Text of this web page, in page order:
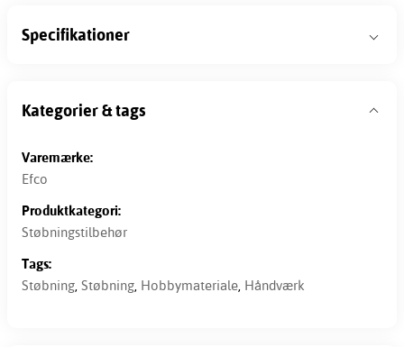
Specifikationer
Kategorier & tags
Varemærke:
Efco
Produktkategori:
Støbningstilbehør
Tags:
Støbning Støbning Hobbymateriale Håndværk